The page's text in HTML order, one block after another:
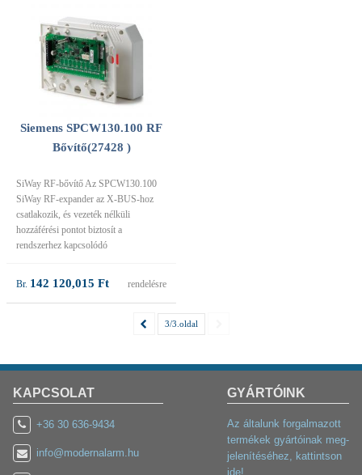
Siemens SPCW130.100 RF
Bővítő(27428 )
SiWay RF-bővítő Az SPCW130.100
SiWay RF-expander az X-BUS-hoz
csatlakozik, és vezeték nélküli
hozzáférési pontot biztosít a
rendszerhez kapcsolódó
142 120,015 Ft rendelésre
3/3.oldal
KAPCSOLAT
+36 30 636-9434
info@modernalarm.hu
GYÁRTÓINK
Az általunk forgalmazott
termékek gyártóinak meg-
jelenítéséhez, kattintson
ide!